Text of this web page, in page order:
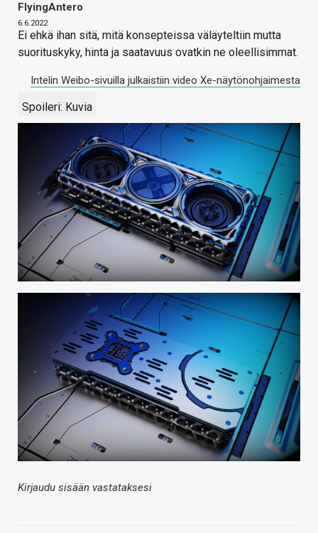
FlyingAntero
6.6.2022
Ei ehkä ihan sitä, mitä konsepteissa väläyteltiin mutta
suorituskyky, hinta ja saatavuus ovatkin ne oleellisimmat.
Intelin Weibo-sivuilla julkaistiin video Xe-näytönohjaimesta
Spoileri: Kuvia
Kirjaudu sisään vastataksesi